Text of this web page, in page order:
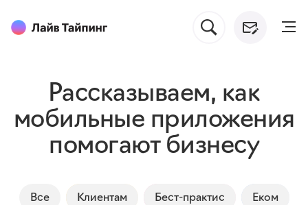
Рассказываем, как
мобильные приложения
помогают бизнесу
Все Клиентам Бест-практис Еком